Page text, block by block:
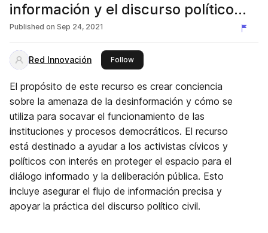
información y el discurso político
civil
Published on Sep 24, 2021
Red Innovación Followthis publisher
El propósito de este recurso es crear conciencia
sobre la amenaza de la desinformación y cómo se
utiliza para socavar el funcionamiento de las
instituciones y procesos democráticos. El recurso
está destinado a ayudar a los activistas cívicos y
políticos con interés en proteger el espacio para el
diálogo informado y la deliberación pública. Esto
incluye asegurar el flujo de información precisa y
apoyar la práctica del discurso político civil.